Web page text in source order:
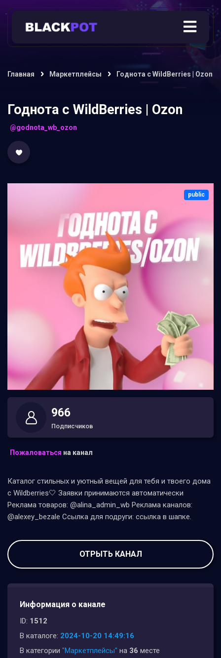
Главная Маркетплейсы Годнота с WildBerries | Ozon
Годнота с WildBerries | Ozon
@godnota_wb_ozon
public
966
Подписчиков
Пожаловаться на канал
Каталог стильных и уютный вещей для тебя и твоего дома
с Wildberries🤍 Заявки принимаются автоматически
Реклама товаров: @alina_admin_wb Реклама каналов:
@alexey_bezale Ссылка для подруги: ссылка в шапке.
ОТРЫТЬ КАНАЛ
Информация о канале
ID: 1512
В каталоге: 2024-10-20 14:49:16
В категории "Маркетплейсы" на 36 месте